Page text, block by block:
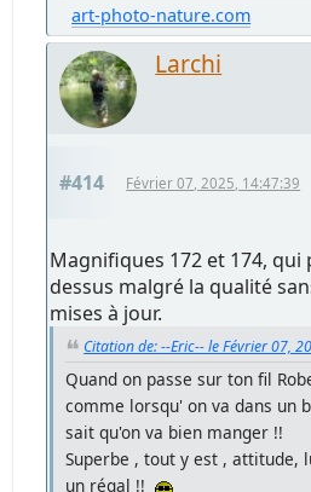
art-photo-nature.com
Larchi
#414 Février 07, 2025, 14:47:39
Magnifiques 172 et 174, qui
dessus malgré la qualité
mises à jour.
Citation de: --Eric-- le Février 07,
Quand on passe sur ton fil
comme lorsqu' on va dans un
sait qu'on va bien manger !!
Superbe , tout y est , attitude,
un régal !!